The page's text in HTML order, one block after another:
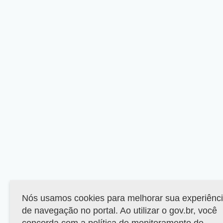
Nós usamos cookies para melhorar sua
de navegação no portal. Ao utilizar o gov.br, você